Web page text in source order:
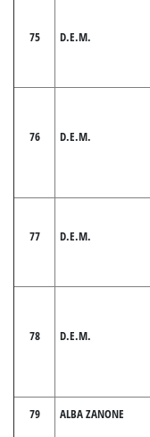
75 D.E.M.
76 D.E.M.
77 D.E.M.
78 D.E.M.
79 ALBA ZANONE